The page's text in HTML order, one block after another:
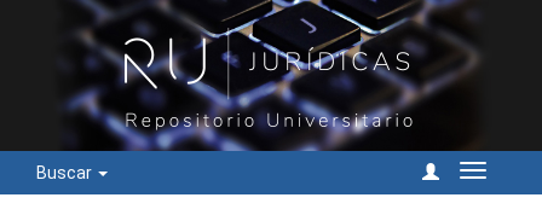
Buscar
Cambiar